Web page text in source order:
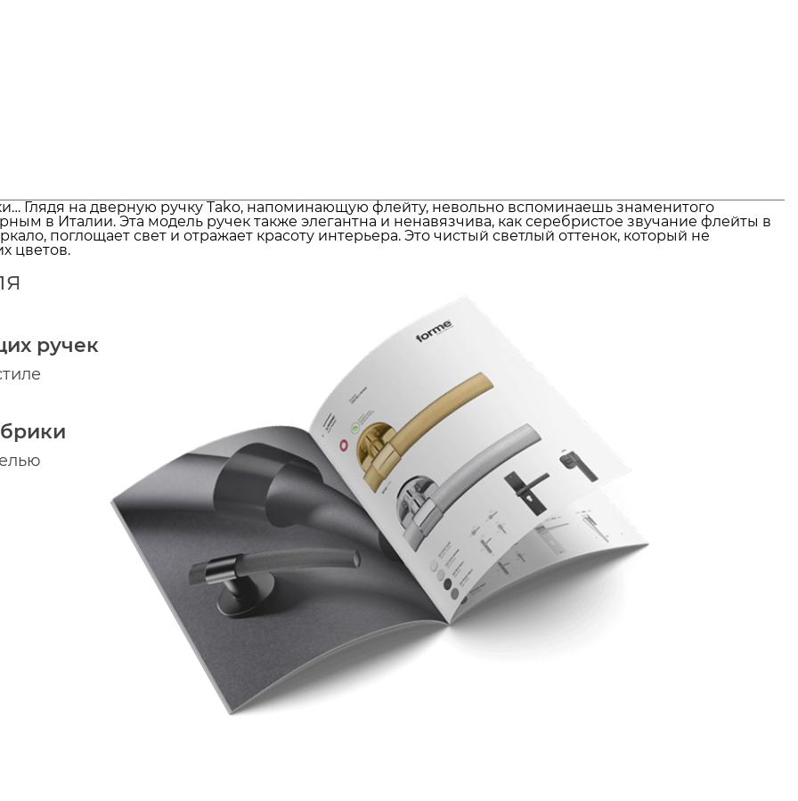
Глядя на дверную ручку Tako, напоминающую флейту, невольно вспоминаешь знаменитого
в Италии. Эта модель ручек также элегантна и ненавязчива, как серебристое звучание флейты в
поглощает свет и отражает красоту интерьера. Это чистый светлый оттенок, который не
цветов.
ручек